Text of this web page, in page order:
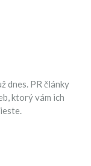
dnes. PR články
ktorý vám ich